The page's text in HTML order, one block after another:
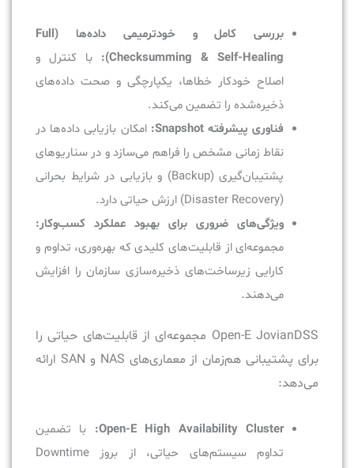
بررسی کامل و خودترمیمی داده‌ها (Full
Checksumming & Self-Healing):
با کنترل و
اصلاح خودکار خطاها، یکپارچگی و صحت داده‌های
ذخیره‌شده را تضمین می‌کند.
فناوری پیشرفته Snapshot:
امکان بازیابی داده‌ها در
نقاط زمانی مشخص را فراهم می‌سازد و در سناریوهای
پشتیبان‌گیری (Backup) و بازیابی در شرایط بحرانی
(Disaster Recovery) ارزش حیاتی دارد.
ویژگی‌های ضروری برای بهبود عملکرد کسب‌وکار:
مجموعه‌ای از قابلیت‌های کلیدی که بهره‌وری، تداوم و
کارایی زیرساخت‌های ذخیره‌سازی سازمان را افزایش
می‌دهند.
Open-E JovianDSS مجموعه‌ای از قابلیت‌های حیاتی را
برای پشتیبانی هم‌زمان از معماری‌های NAS و SAN ارائه
می‌دهد:
Open-E High Availability Cluster:
با تضمین
تداوم سیستم‌های حیاتی، از بروز Downtime